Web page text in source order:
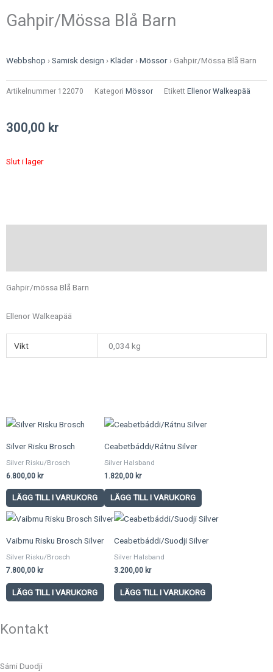
Gahpir/Mössa Blå Barn
Webbshop ›Samisk design ›Kläder ›Mössor ›Gahpir/Mössa Blå Barn
Artikelnummer 122070 Kategori Mössor Etikett Ellenor Walkeapää
300,00 kr
Slut i lager
Gahpir/mössa Blå Barn
Ellenor Walkeapää
Vikt 0,034 kg
Silver Risku Brosch
Silver Risku/Brosch
6.800,00 kr
LÄGG TILL I VARUKORG
Ceabetbáddi/Rátnu Silver
Silver Halsband
1.820,00 kr
LÄGG TILL I VARUKORG
Vaibmu Risku Brosch Silver
Silver Risku/Brosch
7.800,00 kr
LÄGG TILL I VARUKORG
Ceabetbáddi/Suodji Silver
Silver Halsband
3.200,00 kr
LÄGG TILL I VARUKORG
Kontakt
Sámi Duodji